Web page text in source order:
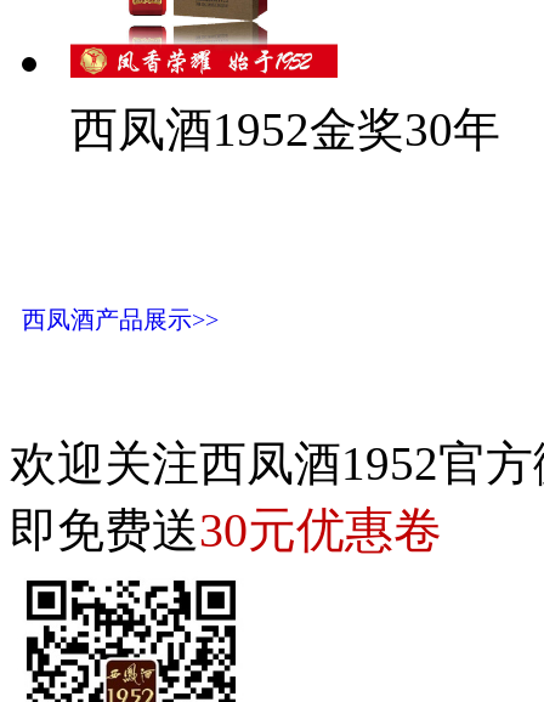
西凤酒1952金奖30年
西凤酒产品展示>>
欢迎关注西凤酒1952官
即免费送30元优惠卷